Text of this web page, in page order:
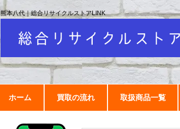
ホーム 買取の流れ 取扱商品一覧
熊本八代｜総合リサイクルストアLINK